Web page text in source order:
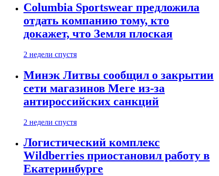
Columbia Sportswear предложила
отдать компанию тому, кто
докажет, что Земля плоская
2 недели спустя
Минэк Литвы сообщил о закрытии
сети магазинов Mere из-за
антироссийских санкций
2 недели спустя
Логистический комплекс
Wildberries приостановил работу в
Екатеринбурге